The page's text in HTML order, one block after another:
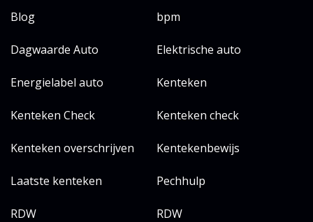
Blog bpm
Dagwaarde Auto Elektrische auto
Energielabel auto Kenteken
Kenteken Check Kenteken check
Kenteken overschrijven Kentekenbewijs
Laatste kenteken Pechhulp
RDW RDW